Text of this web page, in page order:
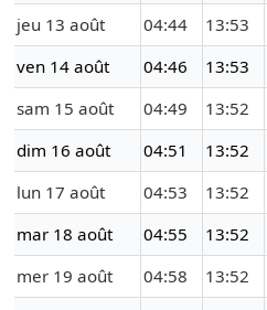
jeu 13 août
04:44 13:53
ven 14 août
04:46 13:53
sam 15 août
04:49 13:52
dim 16 août
04:51 13:52
lun 17 août
04:53 13:52
mar 18 août
04:55 13:52
mer 19 août
04:58 13:52